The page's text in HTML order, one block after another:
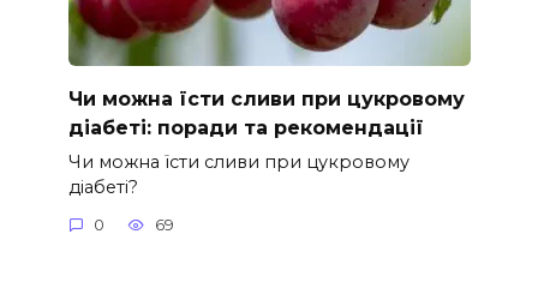
Чи можна їсти сливи при цукровому
діабеті: поради та рекомендації
Чи можна їсти сливи при цукровому
діабеті?
0 69